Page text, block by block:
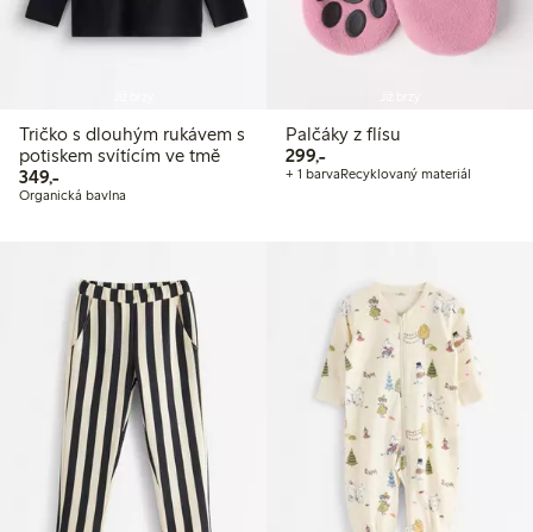
Tričko s dlouhým rukávem s
potiskem svítícím ve tmě
349,-349,00 Kč
Organická bavlna
Palčáky z flísu
299,-299,00 Kč
+ 1 barvaRecyklovaný materiál